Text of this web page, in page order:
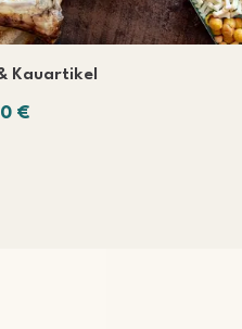
Kauartikel
€